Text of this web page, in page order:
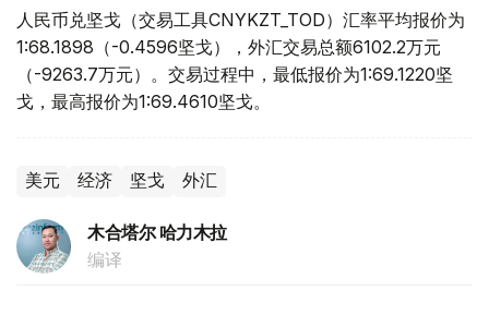
人民币兑坚戈（交易工具CNYKZT_TOD）汇率平均报价为
1:68.1898（-0.4596坚戈），外汇交易总额6102.2万元
（-9263.7万元）。交易过程中，最低报价为1:69.1220坚
戈，最高报价为1:69.4610坚戈。
美元 经济 坚戈 外汇
木合塔尔 哈力木拉
编译